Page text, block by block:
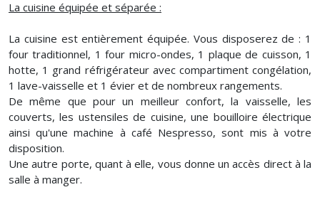
La cuisine équipée et séparée :
La cuisine est entièrement équipée. Vous disposerez de : 1
four traditionnel, 1 four micro-ondes, 1 plaque de cuisson, 1
hotte, 1 grand réfrigérateur avec compartiment congélation,
1 lave-vaisselle et 1 évier et de nombreux rangements.
De même que pour un meilleur confort, la vaisselle, les
couverts, les ustensiles de cuisine, une bouilloire électrique
ainsi qu'une machine à café Nespresso, sont mis à votre
disposition.
Une autre porte, quant à elle, vous donne un accès direct à la
salle à manger.